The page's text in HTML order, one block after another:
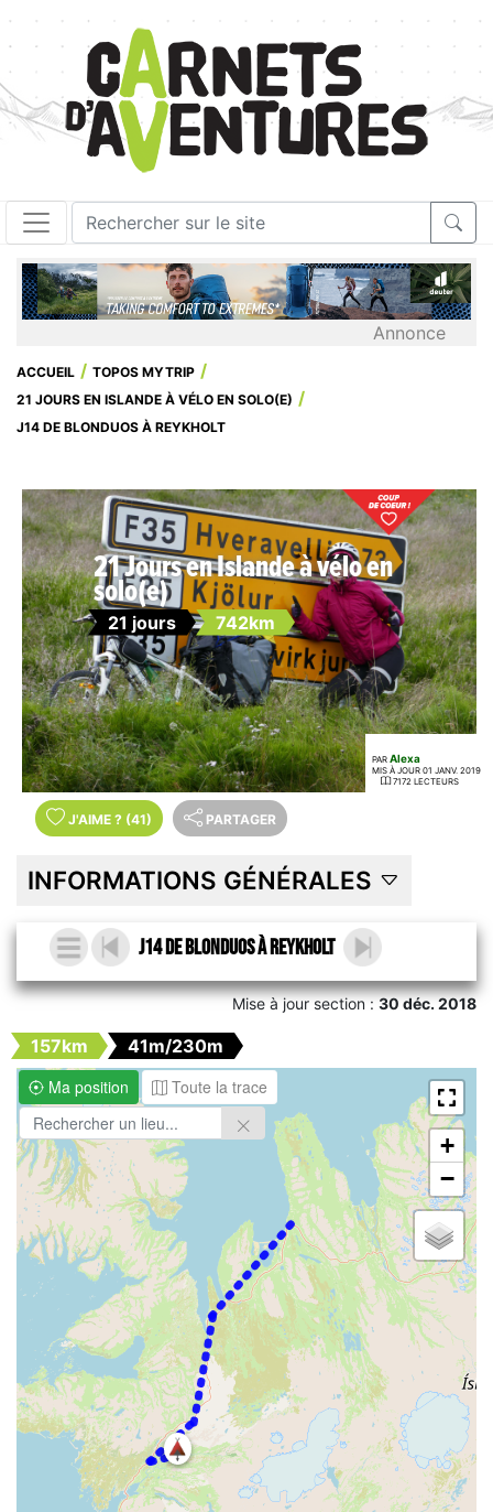
Annonce
ACCUEIL
TOPOS MYTRIP
21 JOURS EN ISLANDE À VÉLO EN SOLO(E)
J14 DE BLONDUOS À REYKHOLT
21 Jours en Islande à vélo en
solo(e)
21 jours 742km
PAR Alexa
MIS À JOUR 01 JANV. 2019
7172 LECTEURS
J'AIME ? (41) PARTAGER
INFORMATIONS GÉNÉRALES
J14 De Blonduos à Reykholt
Mise à jour section :30 déc. 2018
157km
41m/230m
Ma position
Toute la trace
+
−